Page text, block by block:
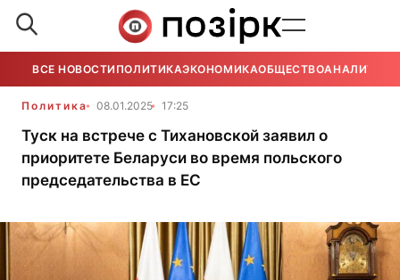
ВСЕ НОВОСТИ ПОЛИТИКАЭКОНОМИКАОБЩЕСТВОАНАЛИТИКА
Политика 08.01.2025 17:25
Туск на встрече с Тихановской заявил о
приоритете Беларуси во время польского
председательства в ЕС